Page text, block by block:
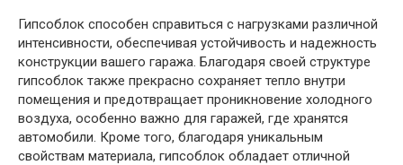
Гипсоблок способен справиться с нагрузками различной
интенсивности, обеспечивая устойчивость и надежность
конструкции вашего гаража. Благодаря своей структуре
гипсоблок также прекрасно сохраняет тепло внутри
помещения и предотвращает проникновение холодного
воздуха, особенно важно для гаражей, где хранятся
автомобили. Кроме того, благодаря уникальным
свойствам материала, гипсоблок обладает отличной